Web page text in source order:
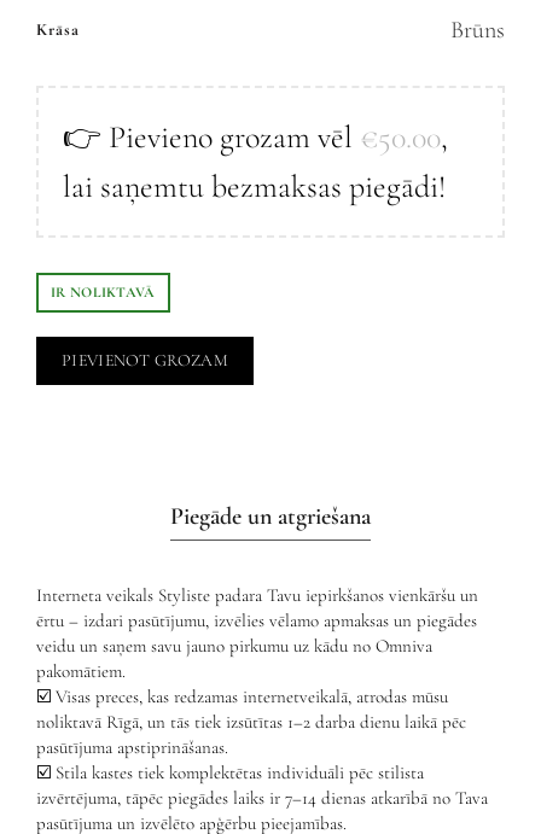
Krāsa Brūns
👉 Pievieno grozam vēl €50.00,
lai saņemtu bezmaksas piegādi!
IR NOLIKTAVĀ
PIEVIENOT GROZAM
Piegāde un atgriešana
Interneta veikals Styliste padara Tavu iepirkšanos vienkāršu un
ērtu – izdari pasūtījumu, izvēlies vēlamo apmaksas un piegādes
veidu un saņem savu jauno pirkumu uz kādu no Omniva
pakomātiem.
☑️ Visas preces, kas redzamas internetveikalā, atrodas mūsu
noliktavā Rīgā, un tās tiek izsūtītas 1–2 darba dienu laikā pēc
pasūtījuma apstiprināšanas.
☑️ Stila kastes tiek komplektētas individuāli pēc stilista
izvērtējuma, tāpēc piegādes laiks ir 7–14 dienas atkarībā no Tava
pasūtījuma un izvēlēto apģērbu pieejamības.